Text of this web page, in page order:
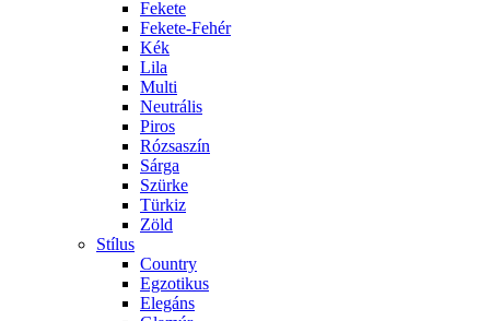
Fekete
Fekete-Fehér
Kék
Lila
Multi
Neutrális
Piros
Rózsaszín
Sárga
Szürke
Türkiz
Zöld
Stílus
Country
Egzotikus
Elegáns